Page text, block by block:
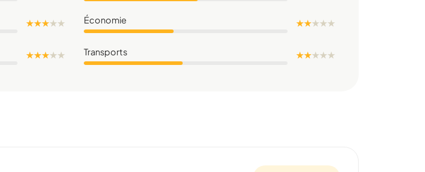
★ ★ ★★★ Économie ★ ★★★★
★ ★ ★★★ Transports ★ ★★★★